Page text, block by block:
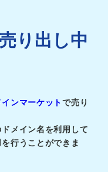
り出し中
インマーケットで売り
メイン名を利用して
行うことができま